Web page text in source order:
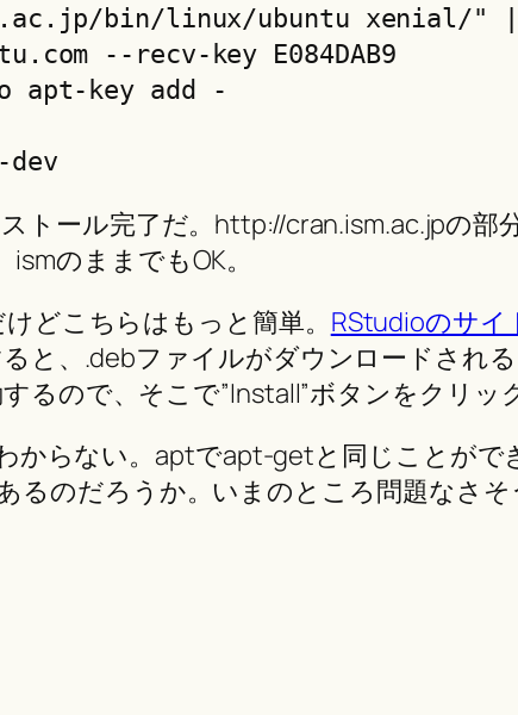
bin/linux/ubuntu xenial/
--recv-key E084DAB9
apt-key add -
トール完了だ。http://cran.ism.ac.jpの部
のままでもOK。
どこちらはもっと簡単。 RStudioのサイ
と、.debファイルがダウンロードされ
るので、そこで”Install”ボタンをクリッ
からない。aptでapt-getと同じことがで
るのだろうか。いまのところ問題なさそ